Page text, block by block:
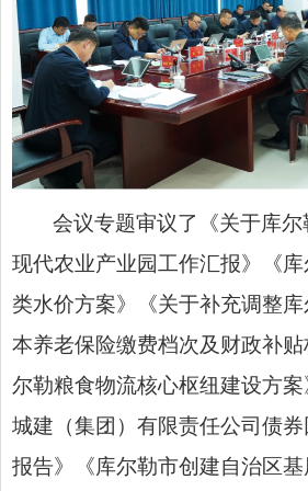
会议专题审议了《关于库
现代农业产业园工作汇报》《
类水价方案》《关于补充调整
本养老保险缴费档次及财政补
尔勒粮食物流核心枢纽建设方
城建（集团）有限责任公司债
报告》《库尔勒市创建自治区